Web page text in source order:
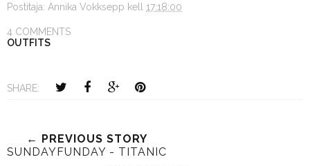
Postitaja: Annika Vokksepp kell 17:18:00
4 COMMENTS
OUTFITS
SHARE:
← PREVIOUS STORY
SUNDAYFUNDAY - TITANIC